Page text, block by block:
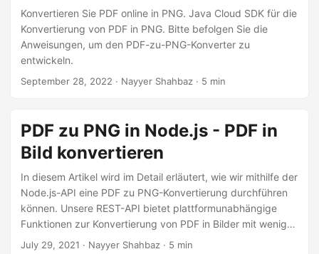
Konvertieren Sie PDF online in PNG. Java Cloud SDK für die
Konvertierung von PDF in PNG. Bitte befolgen Sie die
Anweisungen, um den PDF-zu-PNG-Konverter zu
entwickeln.
September 28, 2022 · Nayyer Shahbaz · 5 min
PDF zu PNG in Node.js - PDF in
Bild konvertieren
In diesem Artikel wird im Detail erläutert, wie wir mithilfe der
Node.js-API eine PDF zu PNG-Konvertierung durchführen
können. Unsere REST-API bietet plattformunabhängige
Funktionen zur Konvertierung von PDF in Bilder mit weniger
Codezeilen.
July 29, 2021 · Nayyer Shahbaz · 5 min